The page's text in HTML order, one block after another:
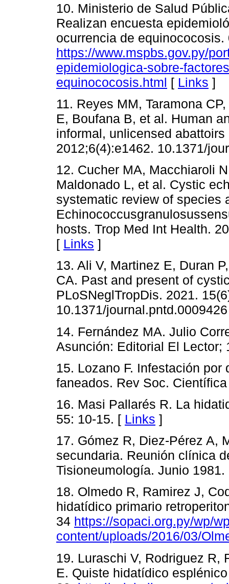
10. Ministerio de Salud
Realizan encuesta
ocurrencia de
https://www.mspbs.gov.py/
epidemiologica-sobre-
equinococosis.html [ Links ]
11. Reyes MM, Taramona
E, Boufana B, et al. Human
informal, unlicensed
2012;6(4):e1462. 10.1371/
12. Cucher MA, Macchiaroli
Maldonado L, et al. Cystic
systematic review of species
hosts. Trop Med Int Health.
[ Links ]
13. Ali V, Martinez E, Duran
CA. Past and present of
PLoSNeglTropDis. 2021.
10.1371/
14. Fernández MA. Julio
Asunción: Editorial El Lector;
15. Lozano F. Infestación
faneados. Rev Soc.
16. Masi Pallarés R. La
55: 10-15. [ Links ]
17. Gómez R, Diez-Pérez A,
secundaria. Reunión clínica
Tisioneumología. Junio
18. Olmedo R, Ramirez J,
hidatídico primario
34 https://sopaci.org.py/wp/
content/uploads/2016/03/
19. Luraschi V, Rodriguez R,
E. Quiste hidatídico